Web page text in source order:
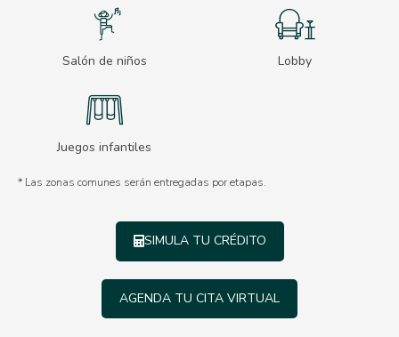
Salón de niños Lobby
Juegos infantiles
* Las zonas comunes serán entregadas por etapas.
SIMULA TU CRÉDITO
AGENDA TU CITA VIRTUAL